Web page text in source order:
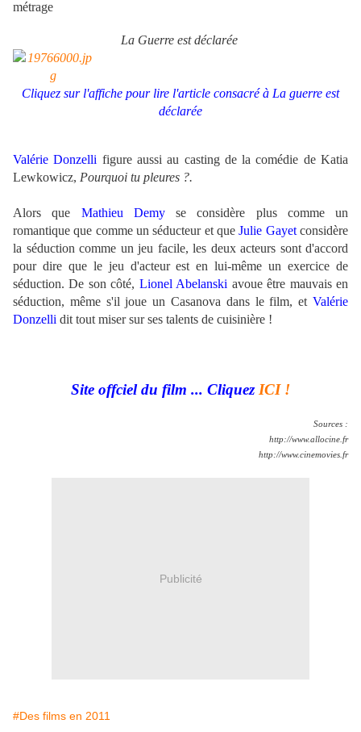
métrage
La Guerre est déclarée
Cliquez sur l'affiche pour lire l'article consacré à La guerre est
déclarée
Valérie Donzelli figure aussi au casting de la comédie de Katia
Lewkowicz, Pourquoi tu pleures ?.
Alors que Mathieu Demyse considère plus comme un
romantique que comme un séducteur et queJulie Gayetconsidère
la séduction comme un jeu facile, les deux acteurs sont d'accord
pour dire que le jeu d'acteur est en lui-même un exercice de
séduction. De son côté, Lionel Abelanski avoue être mauvais en
séduction, même s'il joue un Casanova dans le film, et Valérie
Donzelli dit tout miser sur ses talents de cuisinière !
Site offciel du film ... Cliquez ICI !
Sources :
http://www.allocine.fr
http://www.cinemovies.fr
Publicité
#Des films en 2011